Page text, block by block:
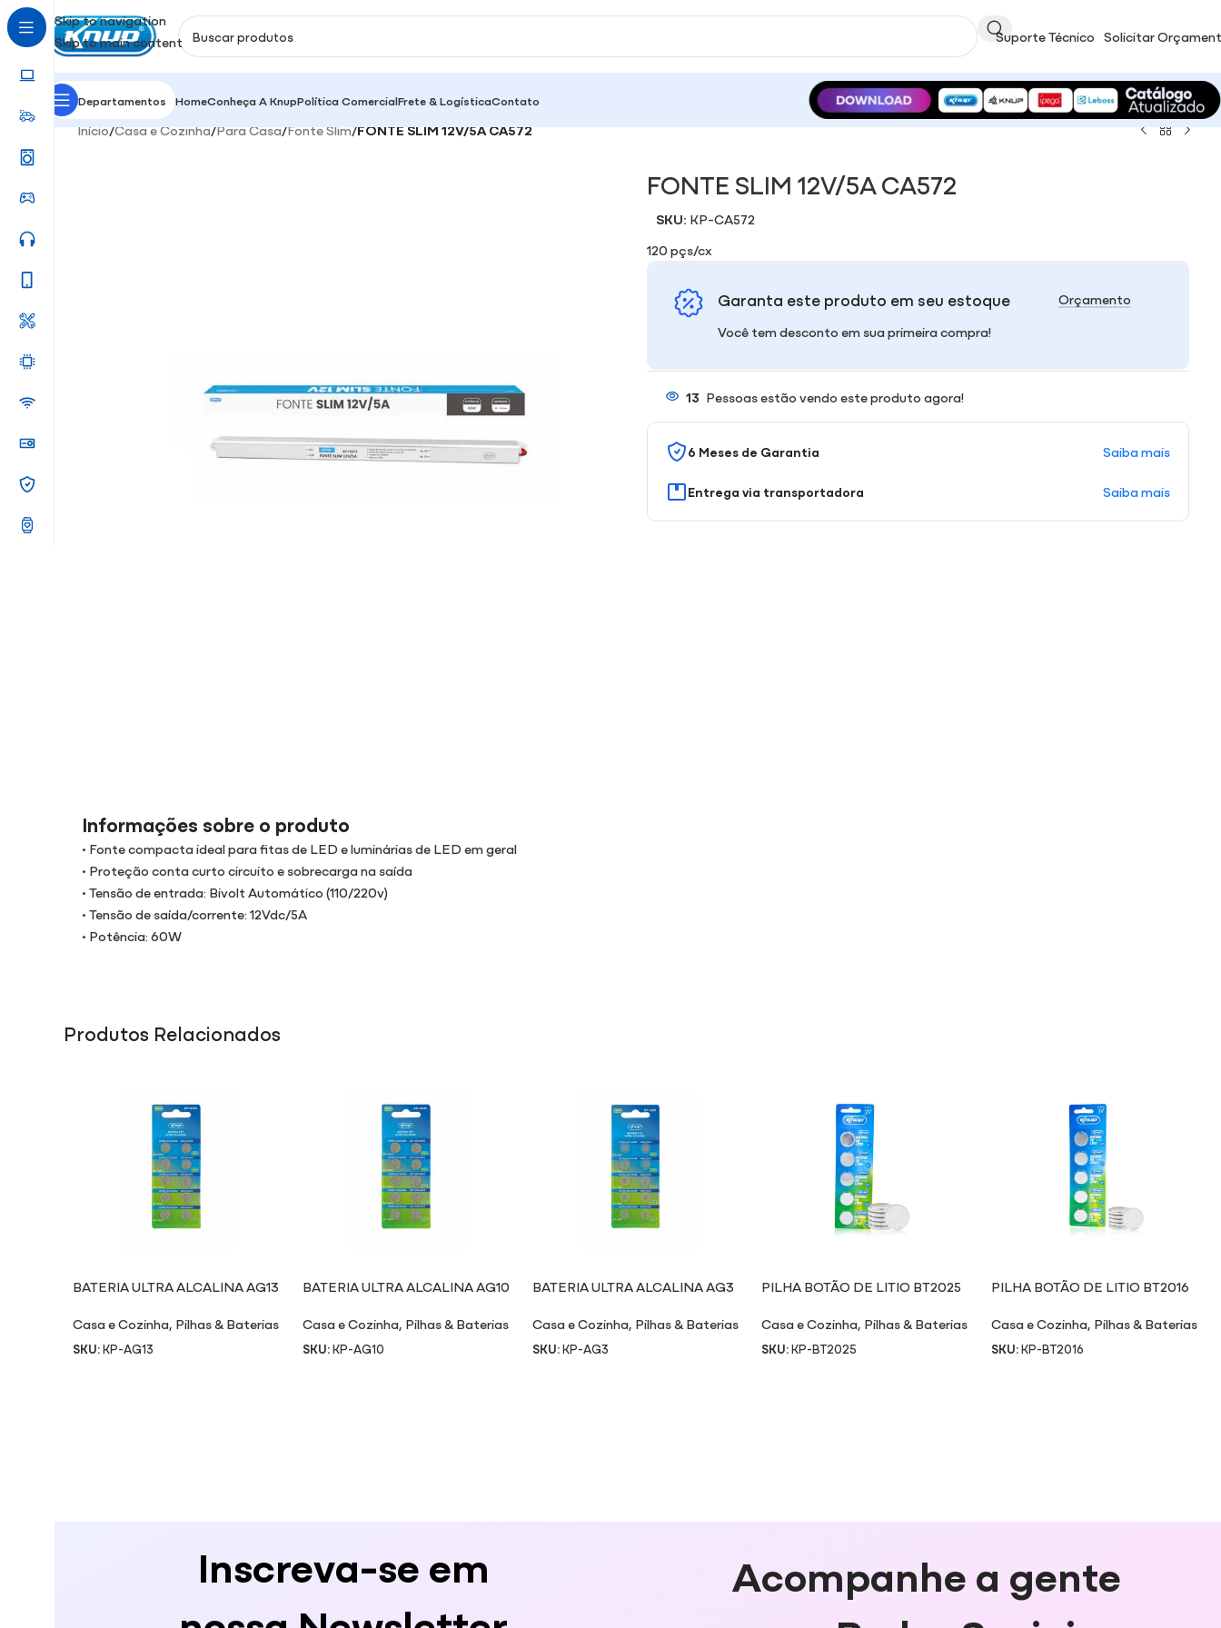
Skip to navigation
Skip to main content
Suporte Técnico Solicitar
Departamentos HomeConheça A KnupPolítica ComercialFrete & LogísticaContato
Início/Casa e Cozinha/Para Casa/Fonte Slim/FONTE SLIM 12V/5A CA572
FONTE SLIM 12V/5A CA572
SKU: KP-CA572
120 pçs/cx
Garanta este produto em seu estoque
Você tem desconto em sua primeira compra!
Orçamento
13 Pessoas estão vendo este produto agora!
6 Meses de Garantia Saiba mais
Entrega via transportadora Saiba mais
Informações sobre o produto
• Fonte compacta ideal para fitas de LED e luminárias de LED em geral
• Proteção conta curto circuito e sobrecarga na saída
• Tensão de entrada: Bivolt Automático (110/220v)
• Tensão de saída/corrente: 12Vdc/5A
• Potência: 60W
Produtos Relacionados
BATERIA ULTRA ALCALINA AG13
Casa e Cozinha, Pilhas & Baterias
SKU:KP-AG13
BATERIA ULTRA ALCALINA AG10
Casa e Cozinha, Pilhas & Baterias
SKU:KP-AG10
BATERIA ULTRA ALCALINA AG3
Casa e Cozinha, Pilhas & Baterias
SKU:KP-AG3
PILHA BOTÃO DE LITIO BT2025
Casa e Cozinha, Pilhas & Baterias
SKU:KP-BT2025
PILHA BOTÃO DE LITIO BT2016
Casa e Cozinha, Pilhas & Baterias
SKU:KP-BT2016
Inscreva-se em
Acompanhe a gente